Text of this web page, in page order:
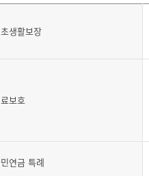
생활보장
보호
연금 특례